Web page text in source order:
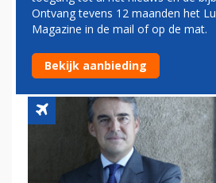
IATA ROEPT OM
OPLOSSINGEN VOOR
LAPTOPVERBOD
Ontvang tevens 12 maanden het
Magazine in de mail of op de mat.
Bekijk aanbieding